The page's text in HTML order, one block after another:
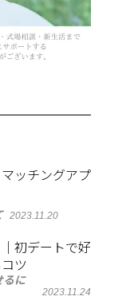
ッチングアプ
2023.11.20
初デートで好
ツ
るに
2023.11.24